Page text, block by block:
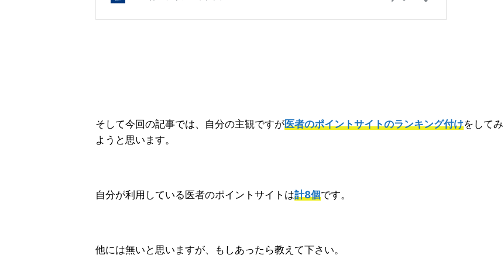
そして今回の記事では、自分の主観ですが医者のポイントサイトのランキング付けをしてみ
ようと思います。
自分が利用している医者のポイントサイトは計8個です。
他には無いと思いますが、もしあったら教えて下さい。